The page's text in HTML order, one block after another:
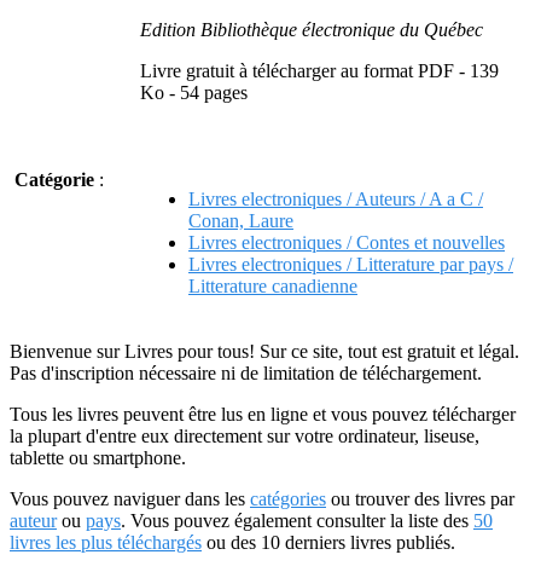
Edition Bibliothèque électronique du Québec
Livre gratuit à télécharger au format PDF - 139
Ko - 54 pages
Catégorie :
Livres electroniques / Auteurs / A a C /
Conan, Laure
Livres electroniques / Contes et nouvelles
Livres electroniques / Litterature par pays /
Litterature canadienne
Bienvenue sur Livres pour tous! Sur ce site, tout est gratuit et légal.
Pas d'inscription nécessaire ni de limitation de téléchargement.
Tous les livres peuvent être lus en ligne et vous pouvez télécharger
la plupart d'entre eux directement sur votre ordinateur, liseuse,
tablette ou smartphone.
Vous pouvez naviguer dans les catégories ou trouver des livres par
auteurou pays. Vous pouvez également consulter la liste des 50
livres les plus téléchargés ou des 10 derniers livres publiés.